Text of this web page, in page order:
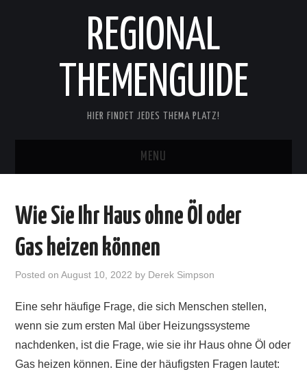
REGIONAL
THEMENGUIDE
HIER FINDET JEDES THEMA PLATZ!
MENU
ONLINE CASINO TRENDS
Wie Sie Ihr Haus ohne Öl oder
Gas heizen können
Posted onAugust 10, 2022 by Derek Simpson
Eine sehr häufige Frage, die sich Menschen stellen,
wenn sie zum ersten Mal über Heizungssysteme
nachdenken, ist die Frage, wie sie ihr Haus ohne Öl oder
Gas heizen können. Eine der häufigsten Fragen lautet: